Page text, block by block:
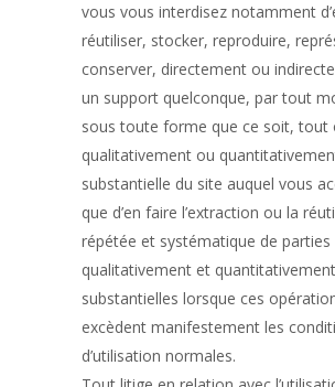
vous vous interdisez notamment
réutiliser, stocker, reproduire,
conserver, directement ou
un support quelconque, par tout
sous toute forme que ce soit, tout
qualitativement ou
substantielle du site auquel vous
que d’en faire l’extraction ou la
répétée et systématique de parties
qualitativement et
substantielles lorsque ces
excèdent manifestement les
d’utilisation normales.